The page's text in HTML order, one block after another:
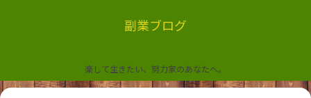
副業ブログ
楽して生きたい、努力家のあなたへ。